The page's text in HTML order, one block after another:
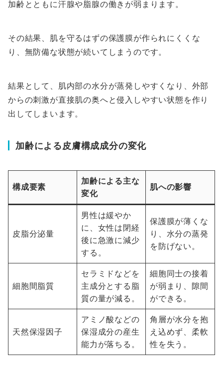
加齢とともに汗腺や脂腺の働きが弱まります。
その結果、肌を守るはずの保護膜が作られにくくな
り、無防備な状態が続いてしまうのです。
結果として、肌内部の水分が蒸発しやすくなり、外部
からの刺激が直接肌の奥へと侵入しやすい状態を作り
出してしまいます。
加齢による皮膚構成成分の変化
構成要素
加齢による主な
変化
肌への影響
皮脂分泌量
男性は緩やか
に、女性は閉経
後に急激に減少
する。
保護膜が薄くな
り、水分の蒸発
を防げない。
細胞間脂質
セラミドなどを
主成分とする脂
質の量が減る。
細胞同士の接着
が弱まり、隙間
ができる。
天然保湿因子
アミノ酸などの
保湿成分の産生
能力が落ちる。
角層が水分を抱
え込めず、柔軟
性を失う。